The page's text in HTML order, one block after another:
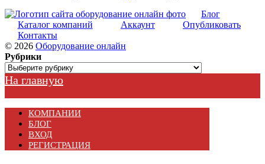
Блог
Каталог компаний
Аккаунт
Опубликовать
Контакты
© 2026 Оборудование онлайн
Рубрики
Рубрики
На главную
КОМПАНИИ
БЛОГ
ВХОД
РЕГИСТРАЦИЯ